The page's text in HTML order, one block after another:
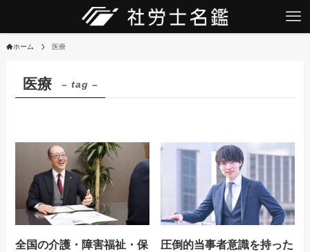
ホーム 医療
医療 – tag –
全国の介護・障害福祉・保
圧倒的当事者意識を持った